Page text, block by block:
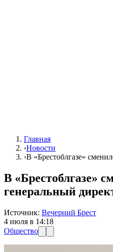
Главная
›Новости
›В «Брестоблгазе»
В «Брестоблгазе»
генеральный
Источник: Вечерний Брест
4 июля в 14:18
Общество